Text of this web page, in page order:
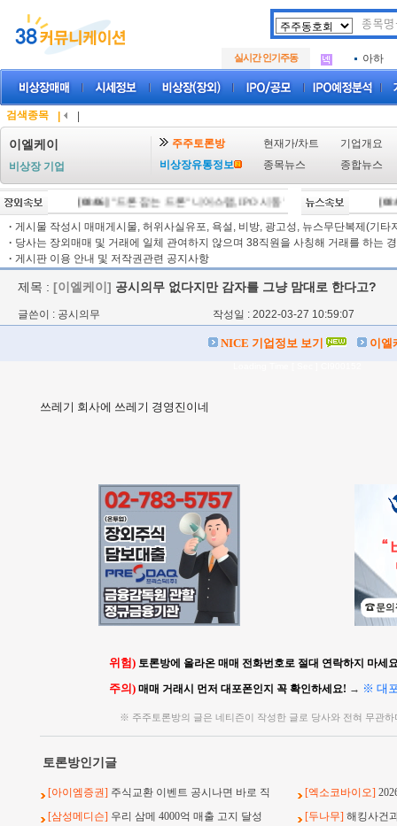
실시간 인기주동
아크로
.
삼성메
아하
.
삼성메
검색종목
이엘케이
비상장 기업
주주토론방 현재가/차트
기업개요
비상장유통정보
종목뉴스 종합뉴스
[08/06]"드론 잡는 드론" 니어스랩, IPO 시동 "2029년 방공망 체계 편[08/
· 게시물 작성시 매매게시물, 허위사실유포, 욕설, 비방, 광고성, 뉴스무단복제(기타
· 당사는 장외매매 및 거래에 일체 관여하지 않으며 38직원을 사칭해 거래를 하는
· 게시판 이용 안내 및 저작권관련 공지사항
제목 : [이엘케이] 공시의무 없다지만 감자를 그냥 맘대로 한다고?
글쓴이 : 공시의무 작성일 : 2022-03-27 10:59:07
NICE 기업정보 보기 이엘
쓰레기 회사에 쓰레기 경영진이네
위험) 토론방에 올라온 매매 전화번호로 절대 연락하지 마세
주의) 매매 거래시 먼저 대포폰인지 꼭 확인하세요! → ※ 대
※ 주주토론방의 글은 네티즌이 작성한 글로 당사와 전혀 무관
토론방인기글
[아이엠증권] 주식교환 이벤트 공시나면 바로 직 [엑소코바이오]
[삼성메디슨] 우리 삼메 4000억 매출 고지 달성 [두나무] 해킹사건